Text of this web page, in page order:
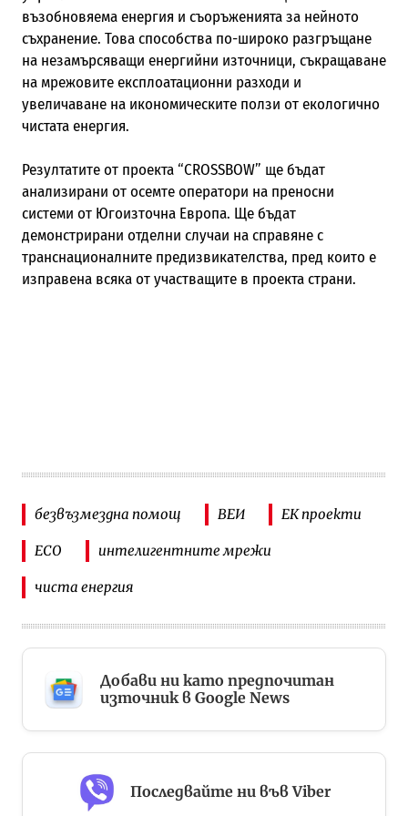
възобновяема енергия и съоръженията за нейното
съхранение. Това способства по-широко разгръщане
на незамърсяващи енергийни източници, съкращаване
на мрежовите експлоатационни разходи и
увеличаване на икономическите ползи от екологично
чистата енергия.
Резултатите от проекта “CROSSBOW” ще бъдат
анализирани от осемте оператори на преносни
системи от Югоизточна Европа. Ще бъдат
демонстрирани отделни случаи на справяне с
транснационалните предизвикателства, пред които е
изправена всяка от участващите в проекта страни.
безвъзмездна помощ ВЕИ ЕК проекти
ЕСО интелигентните мрежи
чиста енергия
Добави ни като предпочитан
източник в Google News
Последвайте ни във Viber